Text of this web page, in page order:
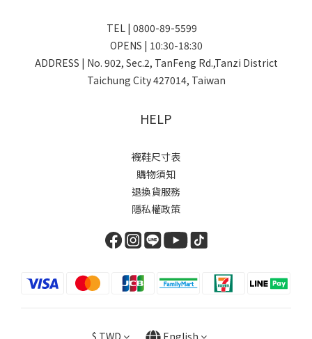
TEL | 0800-89-5599
OPENS | 10:30-18:30
ADDRESS | No. 902, Sec.2, TanFeng Rd.,Tanzi District
Taichung City 427014, Taiwan
HELP
襪鞋尺寸表
購物須知
退換貨服務
隱私權政策